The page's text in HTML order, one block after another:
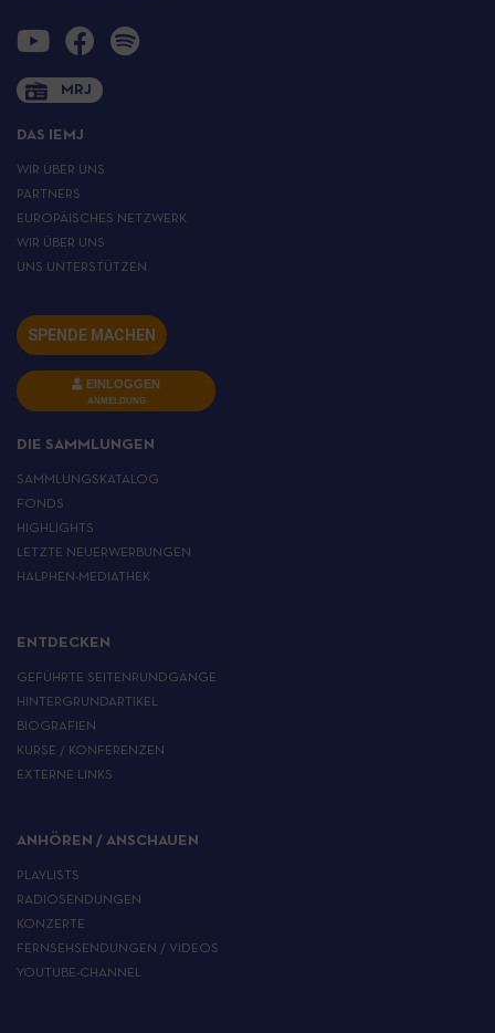
MRJ
DAS IEMJ
WIR ÜBER UNS
PARTNERS
EUROPÄISCHES NETZWERK
WIR ÜBER UNS
UNS UNTERSTÜTZEN
SPENDE MACHEN
EINLOGGEN
ANMELDUNG
DIE SAMMLUNGEN
SAMMLUNGSKATALOG
FONDS
HIGHLIGHTS
LETZTE NEUERWERBUNGEN
HALPHEN-MEDIATHEK
ENTDECKEN
GEFÜHRTE SEITENRUNDGÄNGE
HINTERGRUNDARTIKEL
BIOGRAFIEN
KURSE / KONFERENZEN
EXTERNE LINKS
ANHÖREN / ANSCHAUEN
PLAYLISTS
RADIOSENDUNGEN
KONZERTE
FERNSEHSENDUNGEN / VIDEOS
YOUTUBE-CHANNEL